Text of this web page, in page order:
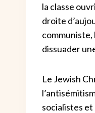
la classe
droite
communiste,
dissuader
Le Jewish
socialistes et